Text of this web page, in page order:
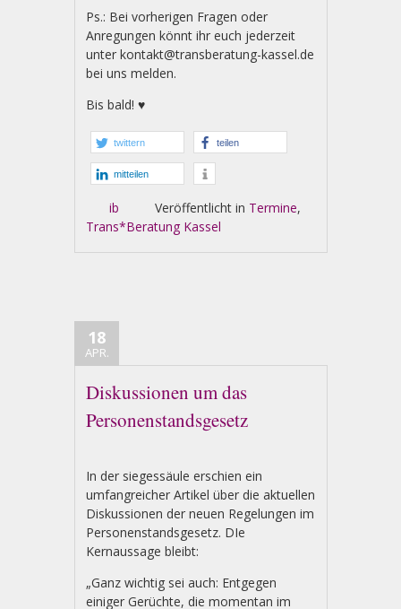
Ps.: Bei vorherigen Fragen oder
Anregungen könnt ihr euch jederzeit
unter kontakt@transberatung-kassel.de
bei uns melden.
Bis bald! ♥
twittern teilen
mitteilen
ib Veröffentlicht in Termine,
Trans*Beratung Kassel
18
APR.
Diskussionen um das
Personenstandsgesetz
In der siegessäule erschien ein
umfangreicher Artikel über die aktuellen
Diskussionen der neuen Regelungen im
Personenstandsgesetz. DIe
Kernaussage bleibt:
„Ganz wichtig sei auch: Entgegen
einiger Gerüchte, die momentan im